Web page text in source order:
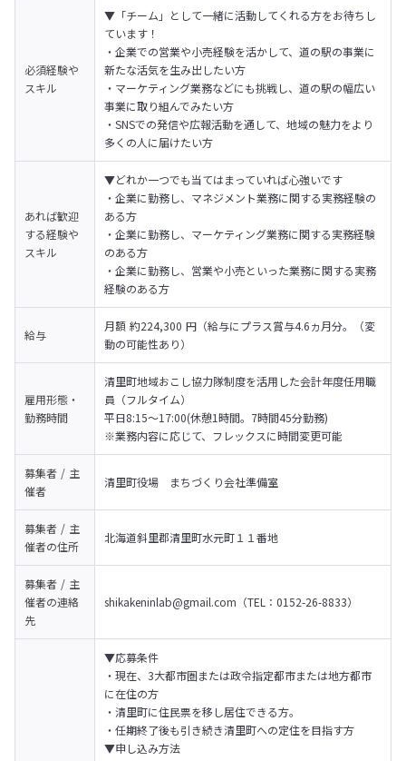
必須経験や
スキル
▼「チーム」として一緒に活動してくれる方をお待ちし
ています！
・企業での営業や小売経験を活かして、道の駅の事業に
新たな活気を生み出したい方
・マーケティング業務などにも挑戦し、道の駅の幅広い
事業に取り組んでみたい方
・SNSでの発信や広報活動を通して、地域の魅力をより
多くの人に届けたい方
あれば歓迎
する経験や
スキル
▼どれか一つでも当てはまっていれば心強いです
・企業に勤務し、マネジメント業務に関する実務経験の
ある方
・企業に勤務し、マーケティング業務に関する実務経験
のある方
・企業に勤務し、営業や小売といった業務に関する実務
経験のある方
給与
月額 約224,300 円（給与にプラス賞与4.6ヵ月分。（変
動の可能性あり）
雇用形態・
勤務時間
清里町地域おこし協力隊制度を活用した会計年度任用職
員（フルタイム）
平日8:15〜17:00(休憩1時間。7時間45分勤務)
※業務内容に応じて、フレックスに時間変更可能
募集者 / 主
催者
清里町役場　まちづくり会社準備室
募集者 / 主
催者の住所
北海道斜里郡清里町水元町１１番地
募集者 / 主
催者の連絡
先
shikakeninlab@gmail.com（TEL：0152-26-8833）
▼応募条件
・現在、3大都市圏または政令指定都市または地方都市
に在住の方
・清里町に住民票を移し居住できる方。
・任期終了後も引き続き清里町への定住を目指す方
▼申し込み方法